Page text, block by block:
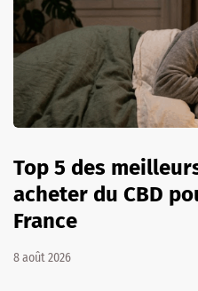
Top 5 des
acheter du CBD
France
8 août 2026